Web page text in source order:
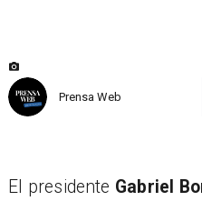
Prensa Web
El presidente Gabriel